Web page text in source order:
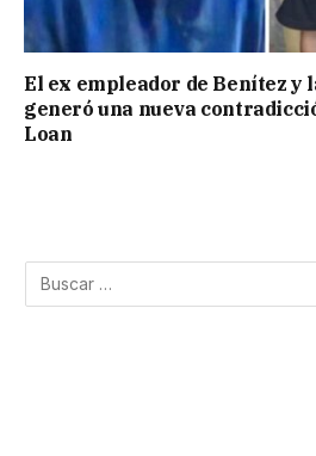
El ex empleador de Benítez y
generó una nueva
Loan